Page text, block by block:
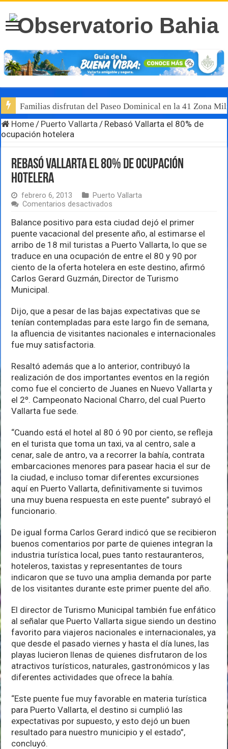
Familias disfrutan del Paseo Dominical en la 41 Zona
Home / Puerto Vallarta / Rebasó Vallarta el 80% de
ocupación hotelera
Rebasó Vallarta el 80% de ocupación
hotelera
febrero 6, 2013
Puerto Vallarta
Comentarios desactivados
Vallarta
80%
de
ocupación
hotelera
Balance positivo para esta ciudad dejó el primer
puente vacacional del presente año, al estimarse el
arribo de 18 mil turistas a Puerto Vallarta, lo que se
traduce en una ocupación de entre el 80 y 90 por
ciento de la oferta hotelera en este destino, afirmó
Carlos Gerard Guzmán, Director de Turismo
Municipal.
Dijo, que a pesar de las bajas expectativas que se
tenían contempladas para este largo fin de semana,
la afluencia de visitantes nacionales e internacionales
fue muy satisfactoria.
Resaltó además que a lo anterior, contribuyó la
realización de dos importantes eventos en la región
como fue el concierto de Juanes en Nuevo Vallarta y
el 2º. Campeonato Nacional Charro, del cual Puerto
Vallarta fue sede.
“Cuando está el hotel al 80 ó 90 por ciento, se refleja
en el turista que toma un taxi, va al centro, sale a
cenar, sale de antro, va a recorrer la bahía, contrata
embarcaciones menores para pasear hacia el sur de
la ciudad, e incluso tomar diferentes excursiones
aquí en Puerto Vallarta, definitivamente si tuvimos
una muy buena respuesta en este puente” subrayó el
funcionario.
De igual forma Carlos Gerard indicó que se recibieron
buenos comentarios por parte de quienes integran la
industria turística local, pues tanto restauranteros,
hoteleros, taxistas y representantes de tours
indicaron que se tuvo una amplia demanda por parte
de los visitantes durante este primer puente del año.
El director de Turismo Municipal también fue enfático
al señalar que Puerto Vallarta sigue siendo un destino
favorito para viajeros nacionales e internacionales, ya
que desde el pasado viernes y hasta el día lunes, las
playas lucieron llenas de quienes disfrutaron de los
atractivos turísticos, naturales, gastronómicos y las
diferentes actividades que ofrece la bahía.
“Este puente fue muy favorable en materia turística
para Puerto Vallarta, el destino si cumplió las
expectativas por supuesto, y esto dejó un buen
resultado para nuestro municipio y el estado”,
concluyó.